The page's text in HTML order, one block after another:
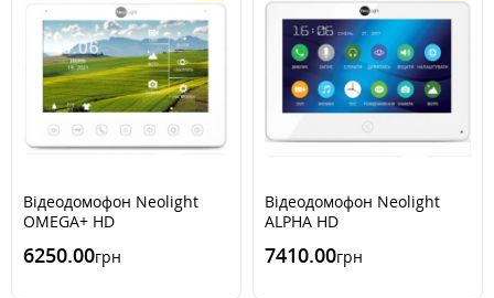
Відеодомофон Neolight
OMEGA+ HD
6250.00грн
Відеодомофон Neolight
ALPHA HD
7410.00грн